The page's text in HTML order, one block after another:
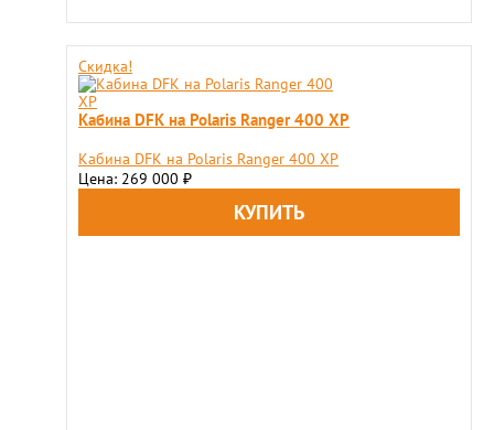
Скидка!
Кабина DFK на Polaris Ranger 400 XP
Кабина DFK на Polaris Ranger 400 XP
Цена: 269 000 ₽